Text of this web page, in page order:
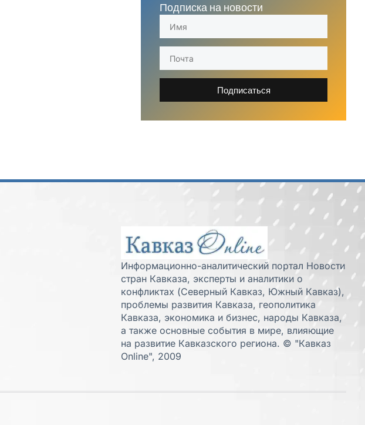
Подписка на новости
Подписаться
Информационно-аналитический портал Новости
стран Кавказа, эксперты и аналитики о
конфликтах (Северный Кавказ, Южный Кавказ),
проблемы развития Кавказа, геополитика
Кавказа, экономика и бизнес, народы Кавказа,
а также основные события в мире, влияющие
на развитие Кавказского региона. © "Кавказ
Online", 2009